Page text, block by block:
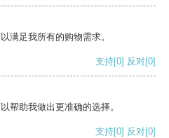
满足我所有的购物需求。
支持[0] 反对[0]
帮助我做出更准确的选择。
支持[0] 反对[0]